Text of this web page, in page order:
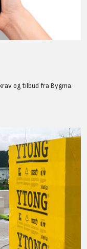
og tilbud fra Bygma.